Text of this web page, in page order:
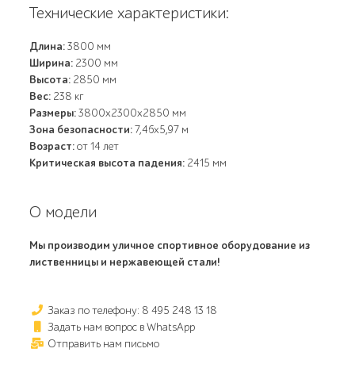
Технические характеристики:
Длина:3800 мм
Ширина: 2300 мм
Высота: 2850 мм
Вес: 238 кг
Размеры:3800x2300x2850 мм
Зона безопасности:7,46x5,97 м
Возраст:от 14 лет
Критическая высота падения: 2415 мм
О модели
Мы производим уличное спортивное оборудование из
лиственницы и нержавеющей стали!
Заказ по телефону: 8 495 248 13 18
Задать нам вопрос в WhatsApp
Отправить нам письмо